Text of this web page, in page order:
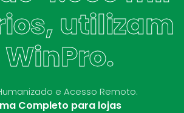
utilizam
e Acesso Remoto.
Completo para lojas